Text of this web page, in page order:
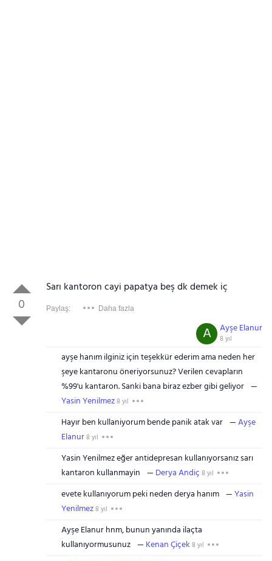
0
Sarı kantoron cayi papatya beş dk demek iç
Paylaş: Daha fazla
Ayşe Elanur
8 yıl
A
ayşe hanım ilginiz için teşekkür ederim ama neden her
şeye kantaronu öneriyorsunuz? Verilen cevapların
%99'u kantaron. Sanki bana biraz ezber gibi geliyor
Yasin Yenilmez8 yıl
Hayır ben kullaniyorum bende panik atak var
Ayşe
Elanur8 yıl
Yasin Yenilmez eğer antidepresan kullanıyorsanız sarı
kantaron kullanmayin
Derya Andiç 8 yıl
evete kullanıyorum peki neden derya hanım
Yasin
Yenilmez8 yıl
Ayşe Elanur hnm, bunun yanında ilaçta
kullanıyormusunuz
Kenan Çiçek 8 yıl